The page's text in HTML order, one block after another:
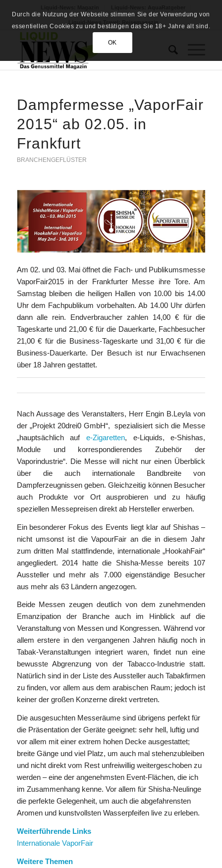
Dampfermesse „VaporFair
2015“ ab 02.05. in
Frankfurt
BRANCHENGEFLÜSTER
Am 02. und 03. Mai öffnet die Fach- und Publikumsmesse
VaporFair2015 in der Frankfurter Messe ihre Tore. Am
Samstag bleiben die heiligen Hallen von 10.00 bis 14.00
Uhr dem Fachpublikum vorbehalten. Ab 14.00 Uhr dürfen
dann alle rein. Endverbraucher zahlen 14,00 € für die
Tageskarte und 21,00 € für die Dauerkarte, Fachbesucher
21,00 € für die Business-Tageskarte und 31,00 € für die
Business-Dauerkarte. Der Besuch ist nur Erwachsenen
über 18 Jahren gestattet.
Nach Aussage des Veranstalters, Herr Engin B.Leyla von
der „Projekt 20drei0 GmbH“, spezialisiert sich die Messe
„hauptsächlich auf e-Zigaretten, e-Liquids, e-Shishas,
Module und korrespondierendes Zubehör der
Vaporindustrie“. Die Messe will nicht nur einen Überblick
über die auch internationale Bandbreite von
Dampferzeugnissen geben. Gleichzeitig können Besucher
auch Produkte vor Ort ausprobieren und zu häufig
speziellen Messepreisen direkt ab Hersteller erwerben.
Ein besonderer Fokus des Events liegt klar auf Shishas –
nicht umsonst ist die VapourFair an die in diesem Jahr
zum dritten Mal stattfindende, internationale „HookahFair“
angegliedert. 2014 hatte die Shisha-Messe bereits 107
Aussteller und mehr als 7.000 eigenständige Besucher
aus mehr als 63 Ländern angezogen.
Beide Messen zeugen deutlich von dem zunehmenden
Emanzipation der Branche auch im Hinblick auf die
Veranstaltung von Messen und Kongressen. Während vor
allem erstere in den vergangenen Jahren häufig noch in
Tabak-Veranstaltungen integriert waren, findet nun eine
bewusste Abgrenzung von der Tabacco-Industrie statt.
Natürlich sind in der Liste des Aussteller auch Tabakfirmen
zu finden, vor allem aus dem arabischen Raum; jedoch ist
keiner der großen Konzerne direkt vertreten.
Die ausgesuchten Messeräume sind übrigens perfekt für
die Präsentation der Geräte geeignet: sehr hell, luftig und
vor allem mit einer extrem hohen Decke ausgestattet;
breite Gänge und viel Platz, um auch mal stehenzubleiben
und nicht direkt vom Rest unfreiwillig weitergeschoben zu
werden – eine der angenehmsten Event-Flächen, die ich
im Zusammenhang kenne. Vor allem für Shisha-Neulinge
die perfekte Gelegenheit, um auch die abgefahrensten
Aromen und kunstvollsten Wasserpfeifen live zu erleben.
Weiterführende Links
Internationale VaporFair
Weitere Themen
Durch die Nutzung der Webseite stimmen Sie der Verwendung von
essentiellen Cookies zu und bestätigen das Sie 18+ Jahre alt sind.
OK